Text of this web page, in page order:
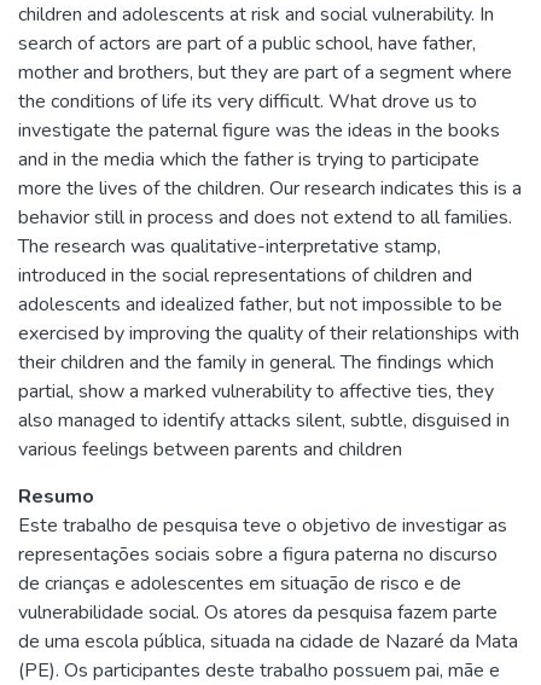
children and adolescents at risk and social vulnerability. In
search of actors are part of a public school, have father,
mother and brothers, but they are part of a segment where
the conditions of life its very difficult. What drove us to
investigate the paternal figure was the ideas in the books
and in the media which the father is trying to participate
more the lives of the children. Our research indicates this is a
behavior still in process and does not extend to all families.
The research was qualitative-interpretative stamp,
introduced in the social representations of children and
adolescents and idealized father, but not impossible to be
exercised by improving the quality of their relationships with
their children and the family in general. The findings which
partial, show a marked vulnerability to affective ties, they
also managed to identify attacks silent, subtle, disguised in
various feelings between parents and children
Resumo
Este trabalho de pesquisa teve o objetivo de investigar as
representações sociais sobre a figura paterna no discurso
de crianças e adolescentes em situação de risco e de
vulnerabilidade social. Os atores da pesquisa fazem parte
de uma escola pública, situada na cidade de Nazaré da Mata
(PE). Os participantes deste trabalho possuem pai, mãe e